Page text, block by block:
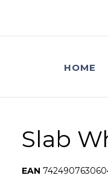
HOME
Slab
EAN: